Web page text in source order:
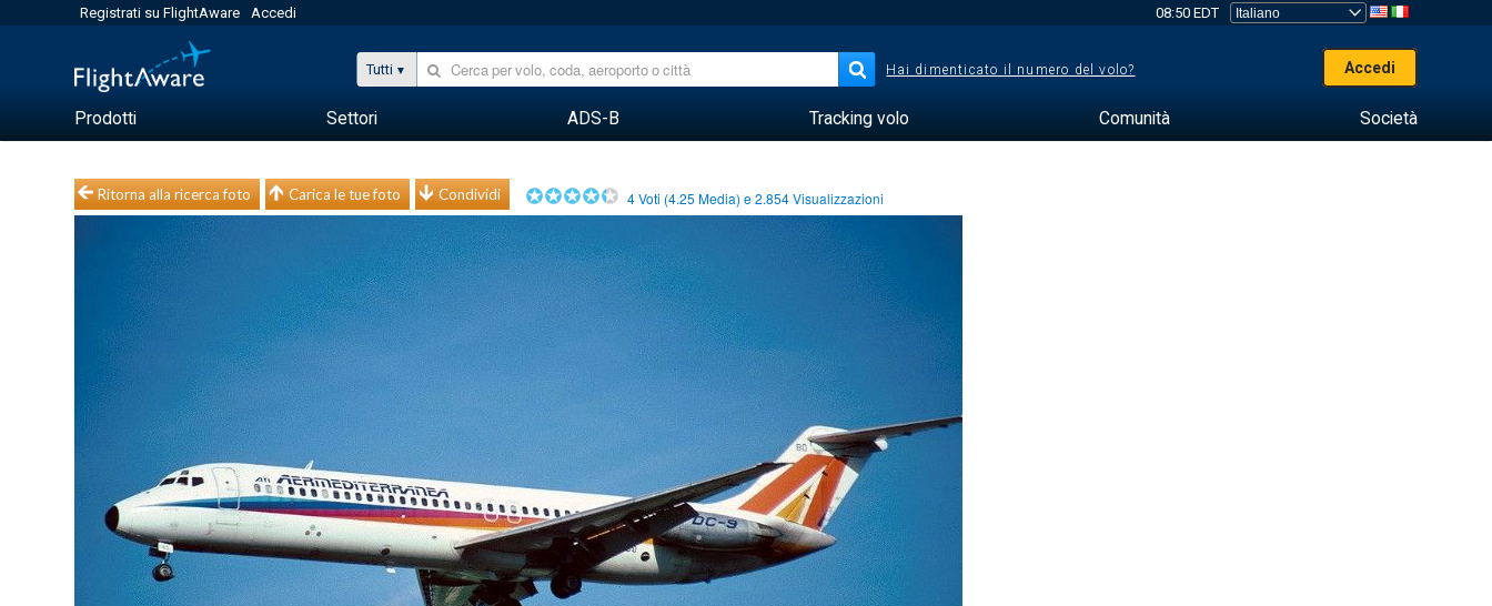
Registrati su FlightAware Accedi 08:50 EDT
Tutti Hai dimenticato il numero del volo? Accedi
Prodotti Settori ADS-B Tracking volo Comunità Società
Ritorna alla ricerca foto Carica le tue foto Condividi 4Voti (4.25 Media) e2.854Visualizzazioni